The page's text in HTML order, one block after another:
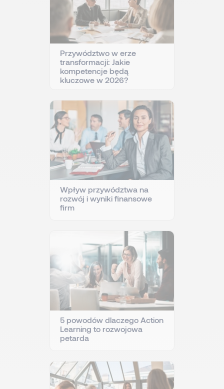
Przywództwo w erze
transformacji: Jakie
kompetencje będą
kluczowe w 2026?
Wpływ przywództwa na
rozwój i wyniki finansowe
firm
5 powodów dlaczego Action
Learning to rozwojowa
petarda